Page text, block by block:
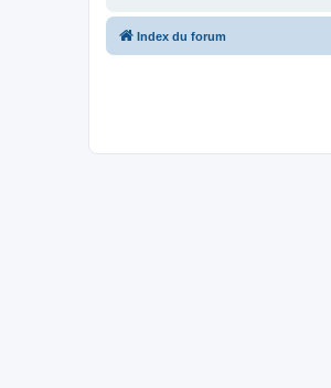
Index du forum